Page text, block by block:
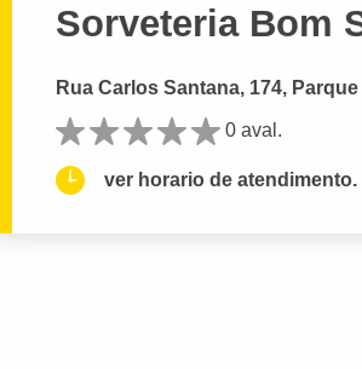
Sorveteria Bom
Rua Carlos Santana, 174,
0 aval.
ver horario de atendimento.